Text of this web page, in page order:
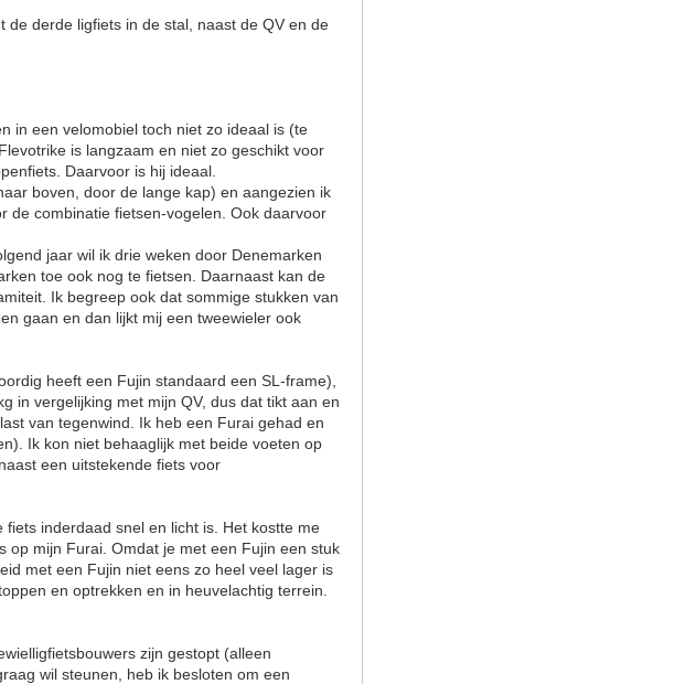
derde ligfiets in de stal, naast de QV en de
in een velomobiel toch niet zo ideaal is (te
is langzaam en niet zo geschikt voor
Daarvoor is hij ideaal.
boven, door de lange kap) en aangezien ik
de combinatie fietsen-vogelen. Ook daarvoor
jaar wil ik drie weken door Denemarken
toe ook nog te fietsen. Daarnaast kan de
Ik begreep ook dat sommige stukken van
gaan en dan lijkt mij een tweewieler ook
heeft een Fujin standaard een SL-frame),
in vergelijking met mijn QV, dus dat tikt aan en
van tegenwind. Ik heb een Furai gehad en
Ik kon niet behaaglijk met beide voeten op
een uitstekende fiets voor
inderdaad snel en licht is. Het kostte me
op mijn Furai. Omdat je met een Fujin een stuk
met een Fujin niet eens zo heel veel lager is
en optrekken en in heuvelachtig terrein.
zijn gestopt (alleen
wil steunen, heb ik besloten om een